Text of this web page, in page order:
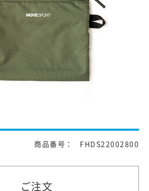
商品番号： FHDS22002800
ご注文